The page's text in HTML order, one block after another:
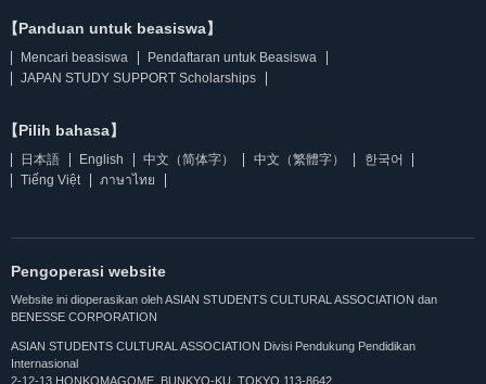
【Panduan untuk beasiswa】
Mencari beasiswa
Pendaftaran untuk Beasiswa
JAPAN STUDY SUPPORT Scholarships
【Pilih bahasa】
日本語 English 中文（简体字） 中文（繁體字）
한국어
Tiếng Việt
ภาษาไทย
Pengoperasi website
Website ini dioperasikan oleh ASIAN STUDENTS CULTURAL ASSOCIATION dan
BENESSE CORPORATION
ASIAN STUDENTS CULTURAL ASSOCIATION Divisi Pendukung Pendidikan
Internasional
2-12-13 HONKOMAGOME, BUNKYO-KU, TOKYO 113-8642